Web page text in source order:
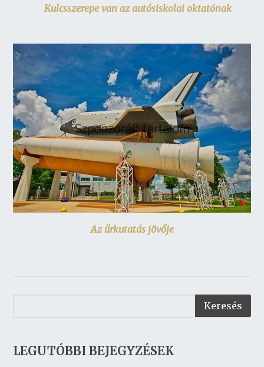
Kulcsszerepe van az autósiskolai oktatónak
Az űrkutatás jövője
LEGUTÓBBI BEJEGYZÉSEK